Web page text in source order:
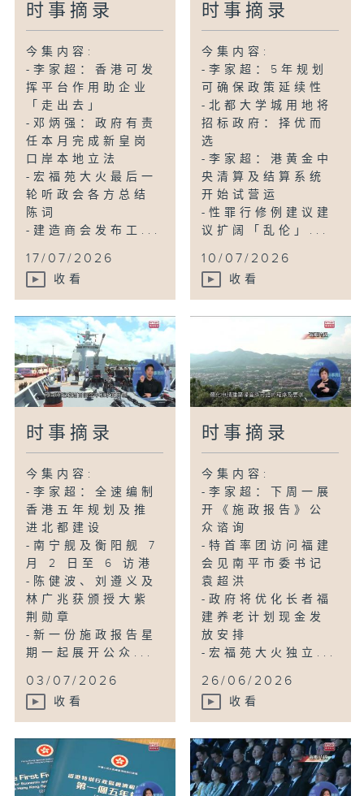
时事摘录
今集内容:
-李家超：香港可发
挥平台作用助企业
「走出去」
-邓炳强：政府有责
任本月完成新皇岗
口岸本地立法
-宏福苑大火最后一
轮听政会各方总结
陈词
-建造商会发布工...
17/07/2026
收看
时事摘录
今集内容:
-李家超：5年规划
可确保政策延续性
-北都大学城用地将
招标政府：择优而
选
-李家超：港黄金中
央清算及结算系统
开始试营运
-性罪行修例建议建
议扩阔「乱伦」...
10/07/2026
收看
时事摘录
今集内容:
-李家超：全速编制
香港五年规划及推
进北都建设
-南宁舰及衡阳舰 7
月 2 日至 6 访港
-陈健波、刘遵义及
林广兆获颁授大紫
荆勋章
-新一份施政报告星
期一起展开公众...
03/07/2026
收看
时事摘录
今集内容:
-李家超：下周一展
开《施政报告》公
众谘询
-特首率团访问福建
会见南平市委书记
袁超洪
-政府将优化长者福
建养老计划现金发
放安排
-宏福苑大火独立...
26/06/2026
收看